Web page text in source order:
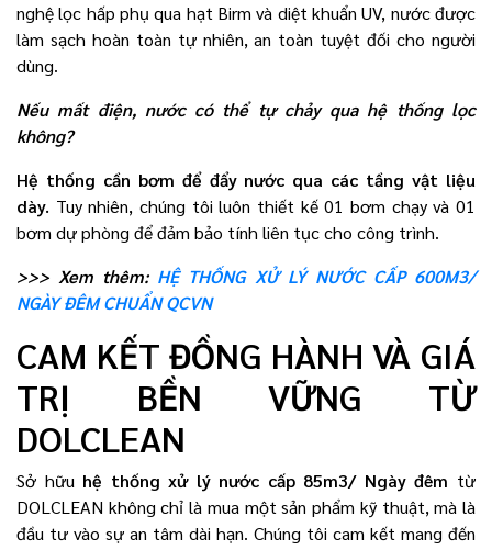
nghệ lọc hấp phụ qua hạt Birm và diệt khuẩn UV, nước được
làm sạch hoàn toàn tự nhiên, an toàn tuyệt đối cho người
dùng.
Nếu mất điện, nước có thể tự chảy qua hệ thống lọc
không?
Hệ thống cần bơm để đẩy nước qua các tầng vật liệu
dày. Tuy nhiên, chúng tôi luôn thiết kế 01 bơm chạy và 01
bơm dự phòng để đảm bảo tính liên tục cho công trình.
>>> Xem thêm: HỆ THỐNG XỬ LÝ NƯỚC CẤP 600M3/
NGÀY ĐÊM CHUẨN QCVN
CAM KẾT ĐỒNG HÀNH VÀ GIÁ
TRỊ BỀN VỮNG TỪ
DOLCLEAN
Sở hữu hệ thống xử lý nước cấp 85m3/ Ngày đêm từ
DOLCLEAN không chỉ là mua một sản phẩm kỹ thuật, mà là
đầu tư vào sự an tâm dài hạn. Chúng tôi cam kết mang đến